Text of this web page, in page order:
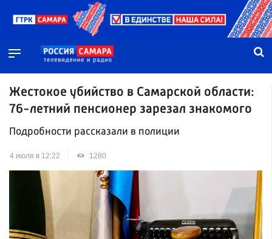
Жестокое убийство в Самарской области:
76-летний пенсионер зарезал знакомого
Подробности рассказали в полиции
4 июля в 12:22 1280